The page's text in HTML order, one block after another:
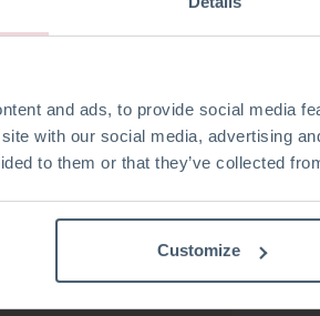
and ads, to provide social media
with our social media, advertising
to them or that they’ve collected
Customize
außer der
groß und
Auf
Englisch